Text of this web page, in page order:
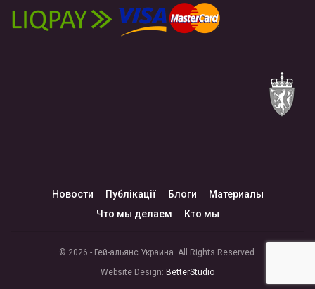
Новости Публікації Блоги
Материалы
Что мы делаем
Кто мы
© 2026 - Гей-альянс Украина. All Rights Reserved.
Website Design: BetterStudio